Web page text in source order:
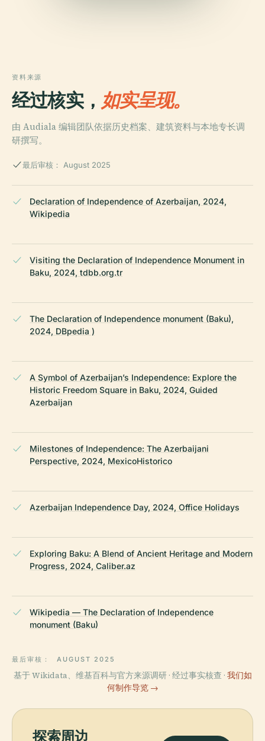
资料来源
经过核实， 如实呈现。
由 Audiala 编辑团队依据历史档案、建筑资料与本地专长调
研撰写。
最后审核： August 2025
Declaration of Independence of Azerbaijan, 2024,
Wikipedia
Visiting the Declaration of Independence Monument in
Baku, 2024, tdbb.org.tr
The Declaration of Independence monument (Baku),
2024, DBpedia )
A Symbol of Azerbaijan’s Independence: Explore the
Historic Freedom Square in Baku, 2024, Guided
Azerbaijan
Milestones of Independence: The Azerbaijani
Perspective, 2024, MexicoHistorico
Azerbaijan Independence Day, 2024, Office Holidays
Exploring Baku: A Blend of Ancient Heritage and Modern
Progress, 2024, Caliber.az
Wikipedia — The Declaration of Independence
monument (Baku)
最后审核： AUGUST 2025
基于 Wikidata、维基百科与官方来源调研 · 经过事实核查 · 我们如
何制作导览 →
探索周边